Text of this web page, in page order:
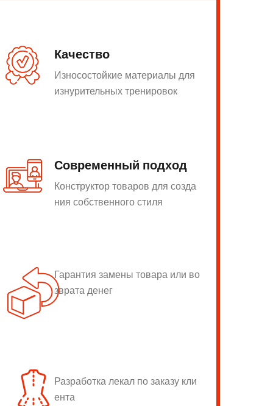
Качество
Износостойкие материалы для
изнурительных тренировок
Современный подход
Конструктор товаров для созда
ния собственного стиля
Гарантия замены товара или во
зврата денег
Разработка лекал по заказу кли
ента